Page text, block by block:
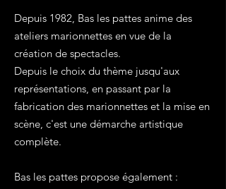
Depuis 1982, Bas les pattes anime des
ateliers marionnettes en vue de la
création de spectacles.
Depuis le choix du thème jusqu'aux
représentations, en passant par la
fabrication des marionnettes et la mise en
scène, c'est une démarche artistique
complète.
Bas les pattes propose également :